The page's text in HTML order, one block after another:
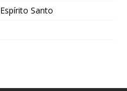
Santo